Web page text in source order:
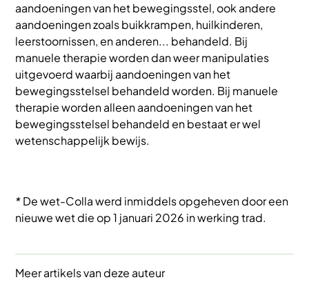
aandoeningen van het bewegingsstel, ook andere
aandoeningen zoals buikkrampen, huilkinderen,
leerstoornissen, en anderen... behandeld. Bij
manuele therapie worden dan weer manipulaties
uitgevoerd waarbij aandoeningen van het
bewegingsstelsel behandeld worden. Bij manuele
therapie worden alleen aandoeningen van het
bewegingsstelsel behandeld en bestaat er wel
wetenschappelijk bewijs.
*De wet-Colla werd inmiddels opgeheven door een
nieuwe wet die op 1 januari 2026 in werking trad.
Meer artikels van deze auteur